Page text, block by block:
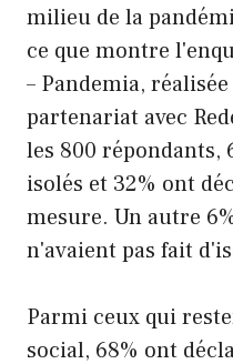
milieu de la
ce que montre
– Pandemia,
partenariat avec
les 800 répondants,
isolés et 32% ont
mesure. Un autre
n'avaient pas fait
Parmi ceux qui
social, 68% ont